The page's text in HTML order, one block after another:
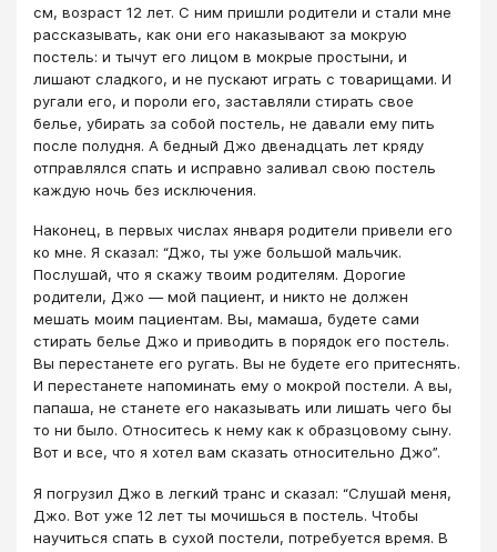
см, возраст 12 лет. С ним пришли родители и стали мне
рассказывать, как они его наказывают за мокрую
постель: и тычут его лицом в мокрые простыни, и
лишают сладкого, и не пускают играть с товарищами. И
ругали его, и пороли его, заставляли стирать свое
белье, убирать за собой постель, не давали ему пить
после полудня. А бедный Джо двенадцать лет кряду
отправлялся спать и исправно заливал свою постель
каждую ночь без исключения.
Наконец, в первых числах января родители привели его
ко мне. Я сказал: “Джо, ты уже большой мальчик.
Послушай, что я скажу твоим родителям. Дорогие
родители, Джо — мой пациент, и никто не должен
мешать моим пациентам. Вы, мамаша, будете сами
стирать белье Джо и приводить в порядок его постель.
Вы перестанете его ругать. Вы не будете его притеснять.
И перестанете напоминать ему о мокрой постели. А вы,
папаша, не станете его наказывать или лишать чего бы
то ни было. Относитесь к нему как к образцовому сыну.
Вот и все, что я хотел вам сказать относительно Джо”.
Я погрузил Джо в легкий транс и сказал: “Слушай меня,
Джо. Вот уже 12 лет ты мочишься в постель. Чтобы
научиться спать в сухой постели, потребуется время. В